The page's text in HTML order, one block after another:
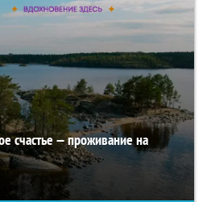
счастье — проживание на